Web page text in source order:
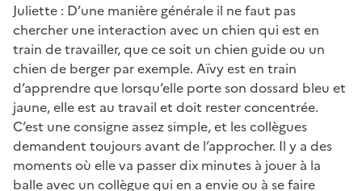
Juliette : D’une manière générale il ne faut pas
chercher une interaction avec un chien qui est en
train de travailler, que ce soit un chien guide ou un
chien de berger par exemple. Aïvy est en train
d’apprendre que lorsqu’elle porte son dossard bleu et
jaune, elle est au travail et doit rester concentrée.
C’est une consigne assez simple, et les collègues
demandent toujours avant de l’approcher. Il y a des
moments où elle va passer dix minutes à jouer à la
balle avec un collègue qui en a envie ou à se faire